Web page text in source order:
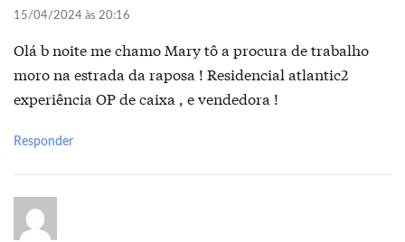
15/04/2024 às 20:16
Olá b noite me chamo Mary tô a procura de trabalho
moro na estrada da raposa ! Residencial atlantic2
experiência OP de caixa , e vendedora !
Responder